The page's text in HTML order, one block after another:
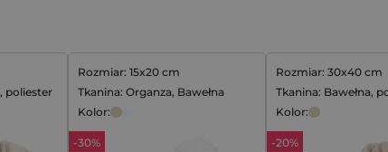
poliester
Rozmiar: 15x20 cm
Tkanina: Organza, Bawełna
Kolor:
-30%
Rozmiar: 30x40 cm
Tkanina: Bawełna,
Kolor:
-20%